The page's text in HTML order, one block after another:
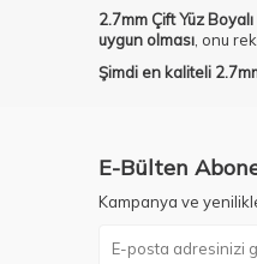
2.7mm Çift Yüz
uygun olması , onu
Şimdi en kaliteli
E-Bülten
Kampanya ve